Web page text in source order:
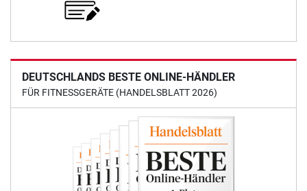
DEUTSCHLANDS BESTE ONLINE-HÄNDLER
FÜR FITNESSGERÄTE (HANDELSBLATT 2026)